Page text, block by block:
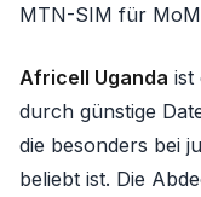
MTN-SIM für
Africell Uganda ist
durch günstige
die besonders bei
beliebt ist. Die